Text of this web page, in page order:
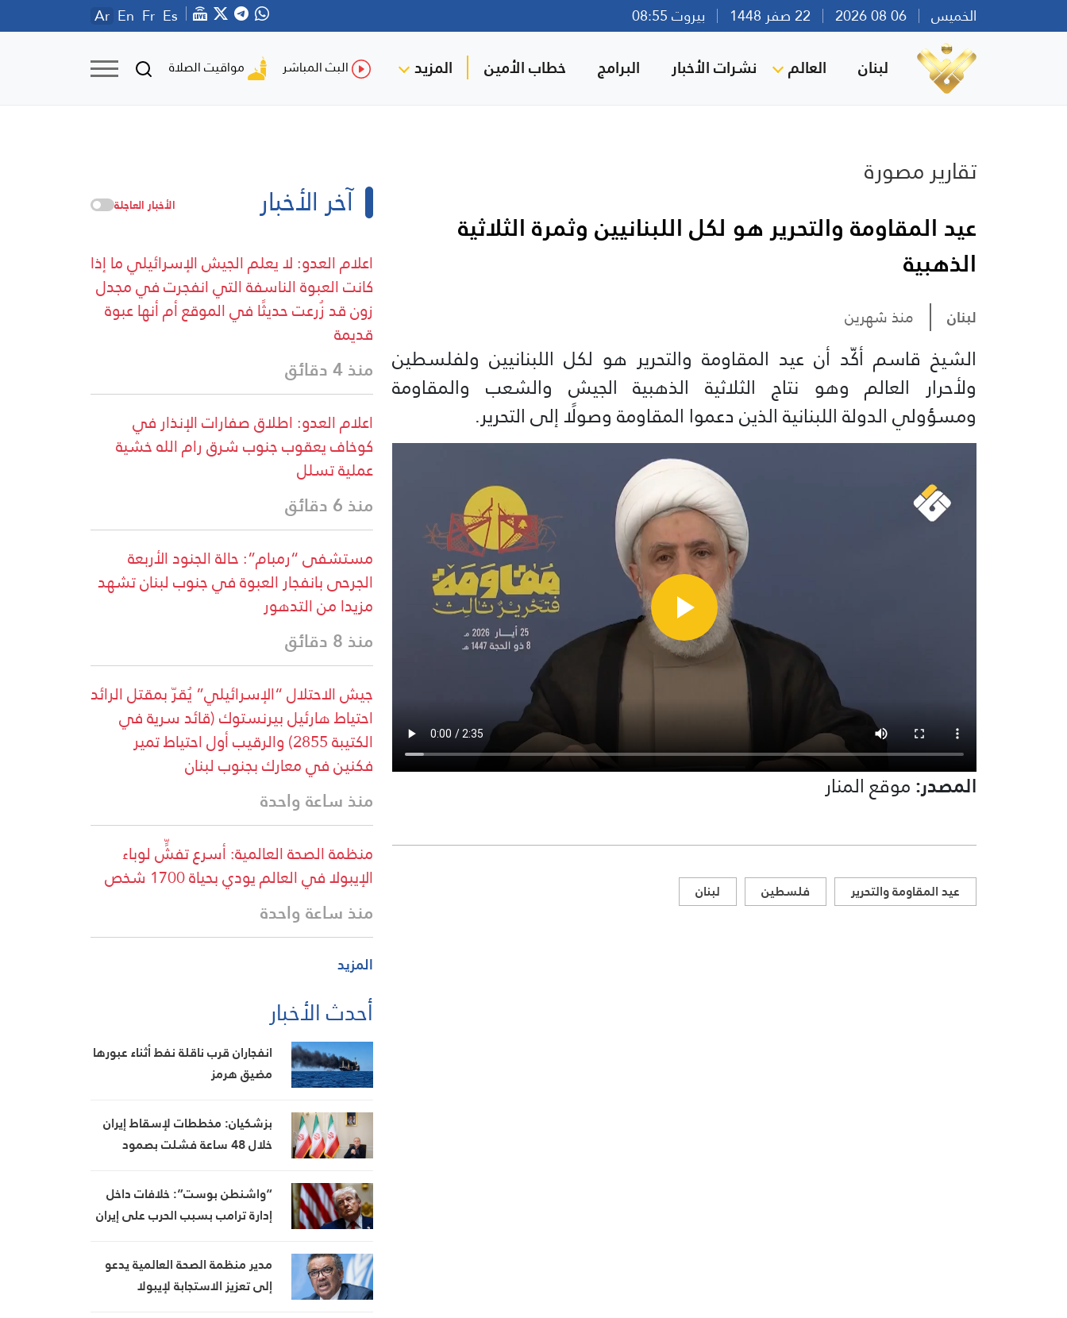
الخميس بيروت 08:55 Ar En Fr Es
لبنان العالم نشرات الأخبار البرامج خطاب الأمين المزيد البث المباشر مواقيت الصلاة
تقارير مصورة
عيد المقاومة والتحرير هو لكل اللبنانيين وثمرة الثلاثية
الذهبية
لبنان منذ شهرين
الشيخ قاسم أكّد أن عيد المقاومة والتحرير هو لكل اللبنانيين ولفلسطين
ولأحرار العالم وهو نتاج الثلاثية الذهبية الجيش والشعب والمقاومة
ومسؤولي الدولة اللبنانية الذين دعموا المقاومة وصولًا إلى التحرير.
المصدر:موقع المنار
عيد المقاومة والتحرير فلسطين لبنان
آخر الأخبار الأخبار العاجلة
اعلام العدو: لا يعلم الجيش الإسرائيلي ما إذا
كانت العبوة الناسفة التي انفجرت في مجدل
زون قد زُرعت حديثًا في الموقع أم أنها عبوة
قديمة
منذ 4 دقائق
اعلام العدو: اطلاق صفارات الإنذار في
كوخاف يعقوب جنوب شرق رام الله خشية
عملية تسلل
منذ 6 دقائق
مستشفى “رمبام”: حالة الجنود الأربعة
الجرحى بانفجار العبوة في جنوب لبنان تشهد
مزيدا من التدهور
منذ 8 دقائق
جيش الاحتلال “الإسرائيلي” يُقرّ بمقتل الرائد
احتياط هارئيل بيرنستوك (قائد سرية في
الكتيبة 2855) والرقيب أول احتياط تمير
فكنين في معارك بجنوب لبنان
منذ ساعة واحدة
منظمة الصحة العالمية: أسرع تفشٍّ لوباء
الإيبولا في العالم يودي بحياة 1700 شخص
منذ ساعة واحدة
المزيد
أحدث الأخبار
انفجاران قرب ناقلة نفط أثناء عبورها
مضيق هرمز
بزشكيان: مخططات لإسقاط إيران
خلال 48 ساعة فشلت بصمود
“واشنطن بوست”: خلافات داخل
إدارة ترامب بسبب الحرب على إيران
الأميركي
مدير منظمة الصحة العالمية يدعو
إلى تعزيز الاستجابة لإيبولا